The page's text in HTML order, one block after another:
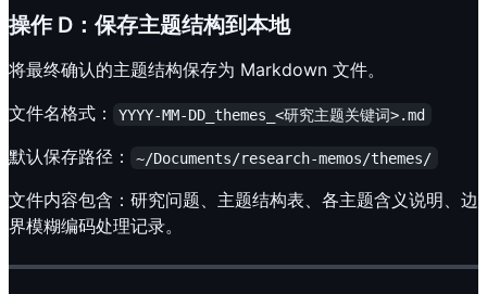
操作 D：保存主题结构到本地
将最终确认的主题结构保存为 Markdown 文件。
文件名格式：
YYYY-MM-DD_themes_<研究主题关键词>.md
默认保存路径： ~/Documents/research-memos/themes/
文件内容包含：研究问题、主题结构表、各主题含义说明、边
界模糊编码处理记录。